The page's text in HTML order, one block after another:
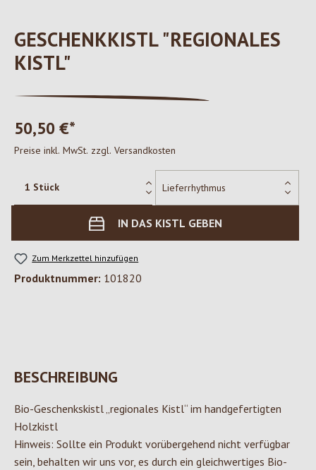
GESCHENKKISTL "REGIONALES
KISTL"
50,50 €*
Preise inkl. MwSt. zzgl. Versandkosten
IN DAS KISTL GEBEN
Zum Merkzettel hinzufügen
Produktnummer: 101820
BESCHREIBUNG
Bio-Geschenkskistl „regionales Kistl“ im handgefertigten
Holzkistl
Hinweis: Sollte ein Produkt vorübergehend nicht verfügbar
sein, behalten wir uns vor, es durch ein gleichwertiges Bio-